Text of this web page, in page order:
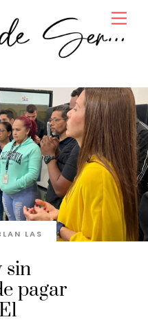
sin
pagar
LAS